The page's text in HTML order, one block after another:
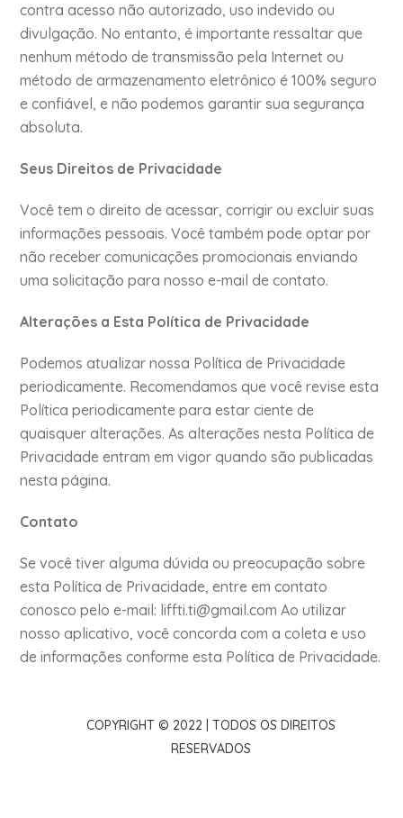
contra acesso não autorizado, uso indevido ou
divulgação. No entanto, é importante ressaltar que
nenhum método de transmissão pela Internet ou
método de armazenamento eletrônico é 100% seguro
e confiável, e não podemos garantir sua segurança
absoluta.
Seus Direitos de Privacidade
Você tem o direito de acessar, corrigir ou excluir suas
informações pessoais. Você também pode optar por
não receber comunicações promocionais enviando
uma solicitação para nosso e-mail de contato.
Alterações a Esta Política de Privacidade
Podemos atualizar nossa Política de Privacidade
periodicamente. Recomendamos que você revise esta
Política periodicamente para estar ciente de
quaisquer alterações. As alterações nesta Política de
Privacidade entram em vigor quando são publicadas
nesta página.
Contato
Se você tiver alguma dúvida ou preocupação sobre
esta Política de Privacidade, entre em contato
conosco pelo e-mail: liffti.ti@gmail.com Ao utilizar
nosso aplicativo, você concorda com a coleta e uso
de informações conforme esta Política de Privacidade.
COPYRIGHT © 2022 | TODOS OS DIREITOS
RESERVADOS